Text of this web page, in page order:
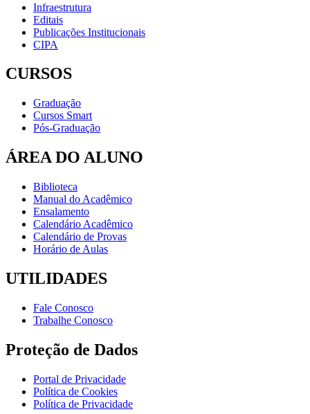
Infraestrutura
Editais
Publicações Institucionais
CIPA
CURSOS
Graduação
Cursos Smart
Pós-Graduação
ÁREA DO ALUNO
Biblioteca
Manual do Acadêmico
Ensalamento
Calendário Acadêmico
Calendário de Provas
Horário de Aulas
UTILIDADES
Fale Conosco
Trabalhe Conosco
Proteção de Dados
Portal de Privacidade
Política de Cookies
Política de Privacidade